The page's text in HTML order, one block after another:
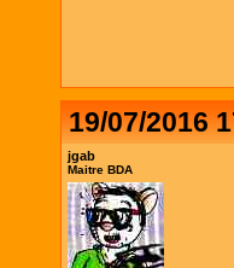
19/07/2016
jgab
Maitre BDA